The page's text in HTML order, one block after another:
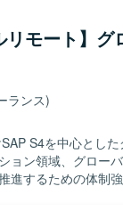
しながら粘り強
つ前向きに業務
点展開プロジェク
く積むことができ
てのスキルと知見を高
のもとで、海外拠
リモート】
ランス)
S4を中心とし
ョン領域、グロー
ための体制強化を図る